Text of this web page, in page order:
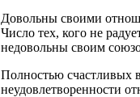
Довольны своими
Число тех, кого не
недовольны своим
Полностью счастливых
неудовлетворенности